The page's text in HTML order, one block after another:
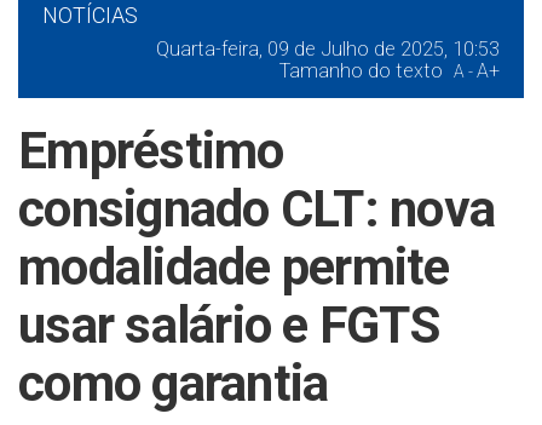
NOTÍCIAS
Quarta-feira, 09 de Julho de 2025, 10:53
Tamanho do texto
A -A+
Empréstimo
consignado CLT: nova
modalidade permite
usar salário e FGTS
como garantia